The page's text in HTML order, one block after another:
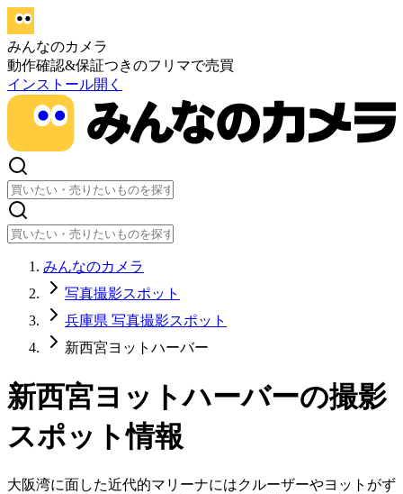
みんなのカメラ
動作確認&保証つきのフリマで売買
インストール開く
みんなのカメラ
写真撮影スポット
兵庫県 写真撮影スポット
新西宮ヨットハーバー
新西宮ヨットハーバーの撮影
スポット情報
大阪湾に面した近代的マリーナにはクルーザーやヨットがず